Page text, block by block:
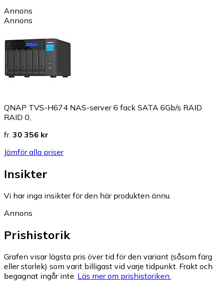
Annons
Annons
QNAP TVS-H674 NAS-server 6 fack SATA 6Gb/s RAID
RAID 0,
fr. 30 356 kr
Jämför alla priser
Insikter
Vi har inga insikter för den här produkten ännu.
Annons
Prishistorik
Grafen visar lägsta pris över tid för den variant (såsom färg
eller storlek) som varit billigast vid varje tidpunkt. Frakt och
begagnat ingår inte. Läs mer om prishistoriken.